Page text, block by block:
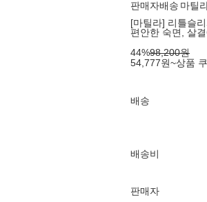
판매자배송 마틸
[마틸라] 리틀슬
편안한 숙면, 살
44%98,200원
54,777원~상품
배송
배송비
판매자